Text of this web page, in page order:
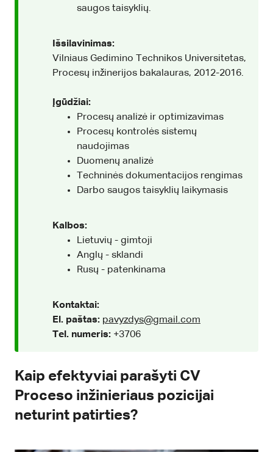
saugos taisyklių.
Išsilavinimas:
Vilniaus Gedimino Technikos Universitetas,
Procesų inžinerijos bakalauras, 2012-2016.
Įgūdžiai:
Procesų analizė ir optimizavimas
Procesų kontrolės sistemų
naudojimas
Duomenų analizė
Techninės dokumentacijos rengimas
Darbo saugos taisyklių laikymasis
Kalbos:
Lietuvių - gimtoji
Anglų - sklandi
Rusų - patenkinama
Kontaktai:
El. paštas: pavyzdys@gmail.com
Tel. numeris: +3706
Kaip efektyviai parašyti CV
Proceso inžinieriaus pozicijai
neturint patirties?